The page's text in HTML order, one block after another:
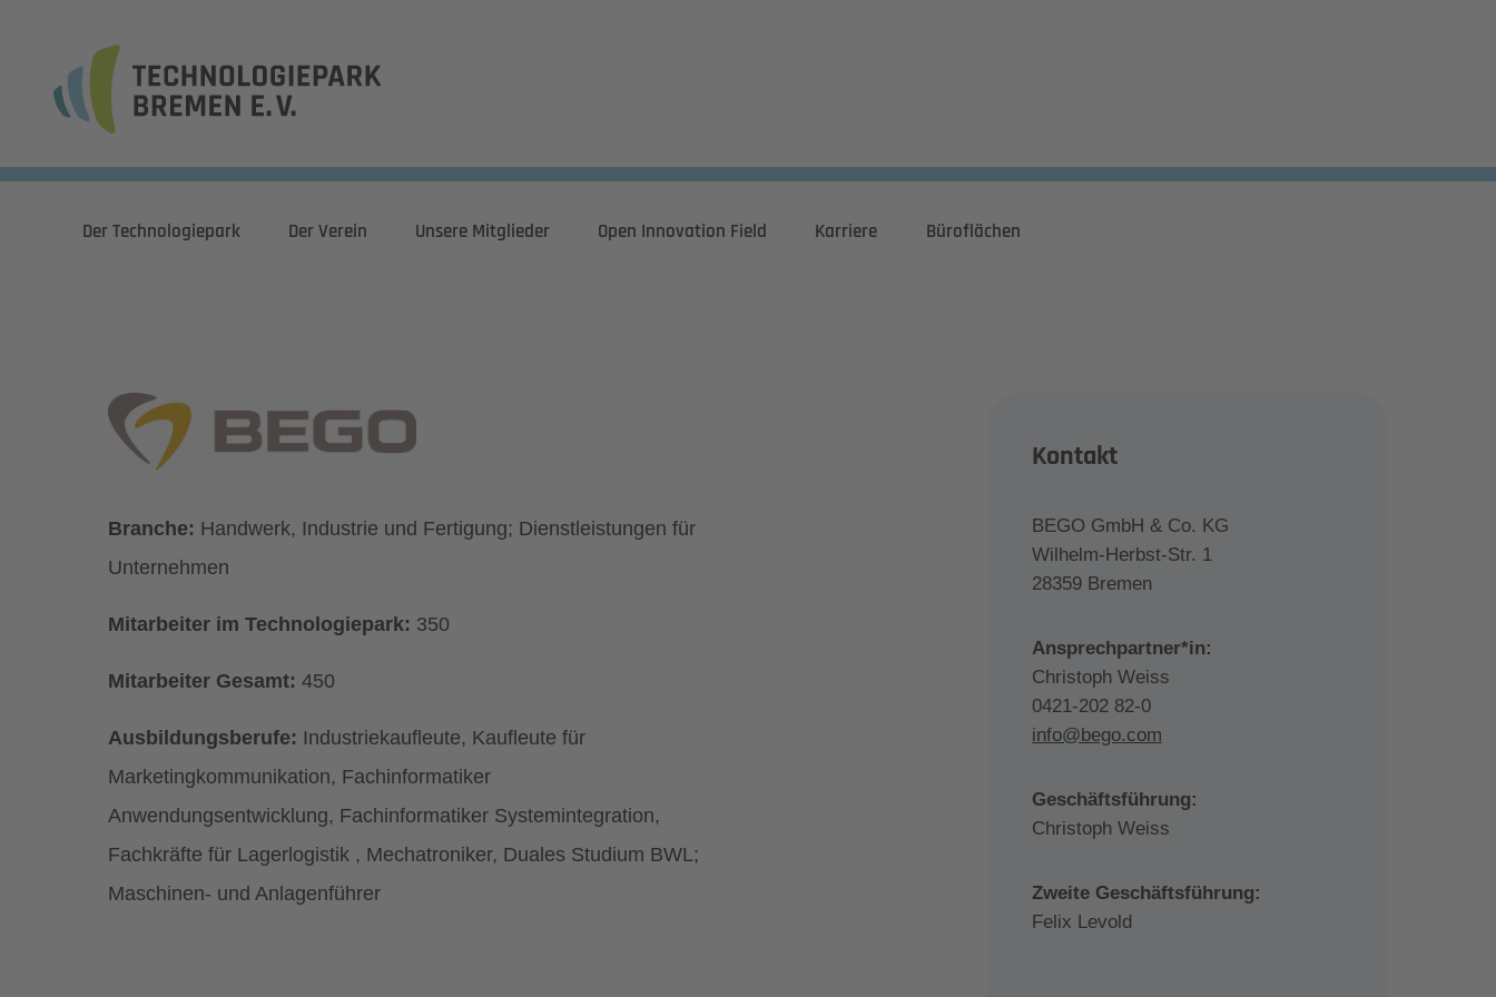
Der Technologiepark Der Verein Unsere Mitglieder Open Innovation Field Karriere Büroflächen
Branche: Handwerk, Industrie und Fertigung; Dienstleistungen für
Unternehmen
Mitarbeiter im Technologiepark: 350
Mitarbeiter Gesamt: 450
Ausbildungsberufe: Industriekaufleute, Kaufleute für
Marketingkommunikation, Fachinformatiker
Anwendungsentwicklung, Fachinformatiker Systemintegration,
Fachkräfte für Lagerlogistik , Mechatroniker, Duales Studium BWL;
Maschinen- und Anlagenführer
Kontakt
BEGO GmbH & Co. KG
Wilhelm-Herbst-Str. 1
28359 Bremen
Ansprechpartner*in:
Christoph Weiss
0421-202 82-0
info@bego.com
Geschäftsführung:
Christoph Weiss
Zweite Geschäftsführung:
Felix Levold